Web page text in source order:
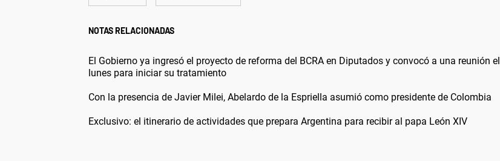
NOTAS RELACIONADAS
El Gobierno ya ingresó el proyecto de reforma del BCRA en Diputados y convocó a una reunión el
lunes para iniciar su tratamiento
Con la presencia de Javier Milei, Abelardo de la Espriella asumió como presidente de Colombia
Exclusivo: el itinerario de actividades que prepara Argentina para recibir al papa León XIV